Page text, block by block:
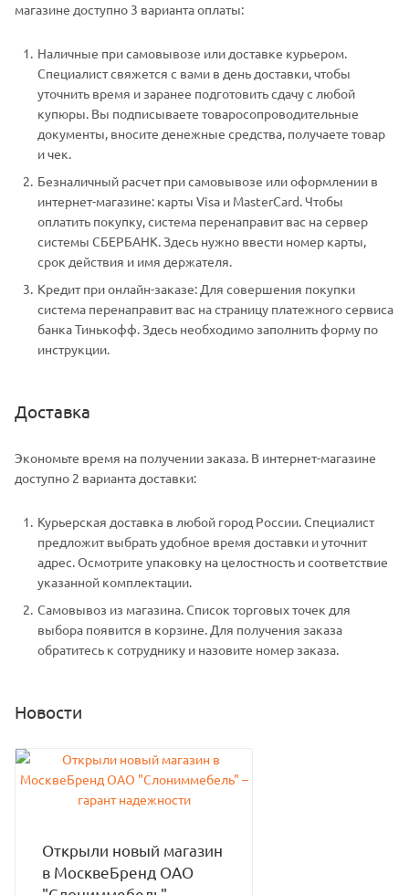
магазине доступно 3 варианта оплаты:
Наличные при самовывозе или доставке курьером.
Специалист свяжется с вами в день доставки, чтобы
уточнить время и заранее подготовить сдачу с любой
купюры. Вы подписываете товаросопроводительные
документы, вносите денежные средства, получаете товар
и чек.
Безналичный расчет при самовывозе или оформлении в
интернет-магазине: карты Visa и MasterCard. Чтобы
оплатить покупку, система перенаправит вас на сервер
системы СБЕРБАНК. Здесь нужно ввести номер карты,
срок действия и имя держателя.
Кредит при онлайн-заказе: Для совершения покупки
система перенаправит вас на страницу платежного сервиса
банка Тинькофф. Здесь необходимо заполнить форму по
инструкции.
Доставка
Экономьте время на получении заказа. В интернет-магазине
доступно 2 варианта доставки:
Курьерская доставка в любой город России. Специалист
предложит выбрать удобное время доставки и уточнит
адрес. Осмотрите упаковку на целостность и соответствие
указанной комплектации.
Самовывоз из магазина. Список торговых точек для
выбора появится в корзине. Для получения заказа
обратитесь к сотруднику и назовите номер заказа.
Новости
Открыли новый магазин
в МосквеБренд ОАО